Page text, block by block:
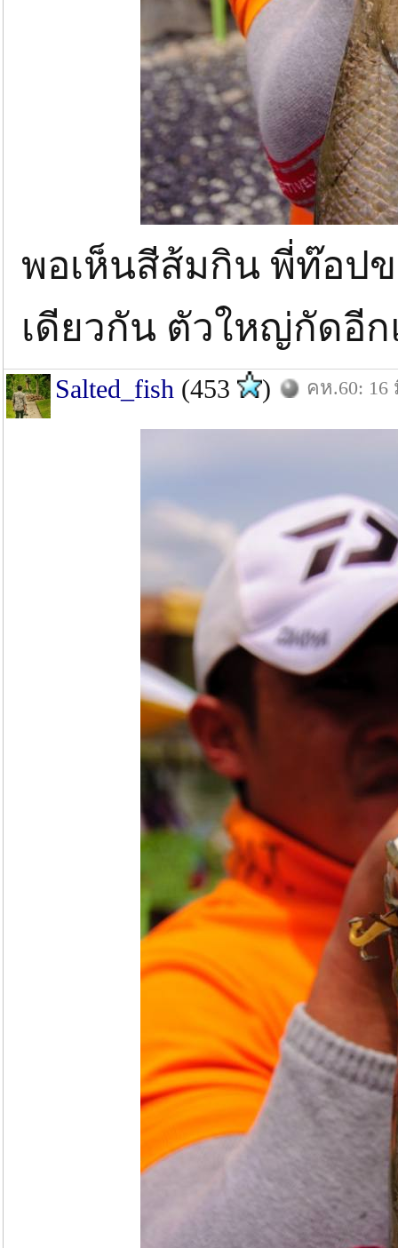
พอเห็นสีส้มกิน พี่ท๊อป
เดียวกัน ตัวใหญ่กัดอี
Salted_fish (453 ) คห.60: 16